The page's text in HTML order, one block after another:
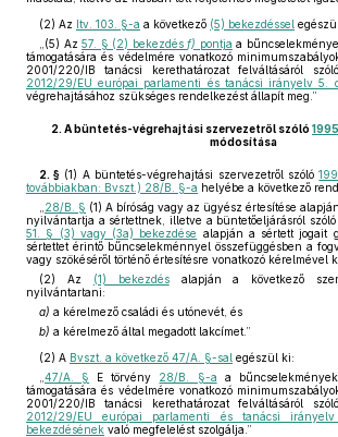
(2) Az Itv. 103. §-a a következő (5) bekezdéssel
„(5) Az57. § (2) bekezdésf) pontja a
támogatására és védelmére vonatkozó
2001/220/IB tanácsi kerethatározat felváltásáról
2012/29/EU európai parlamenti és tanácsi irányelv 5.
végrehajtásához szükséges rendelkezést állapít meg.”
2. A büntetés-végrehajtási szervezetről szóló
módosítása
2. § (1) A büntetés-végrehajtási szervezetről szóló
továbbiakban: Bvszt.) 28/B. §-a helyébe a következő
28/B. § (1) A bíróság vagy az ügyész értesítése
nyilvántartja a sértettnek, illetve a büntetőeljárásról szóló
51. § (3) vagy (3a) bekezdése alapján a sértett jogait
sértettet érintő bűncselekménnyel összefüggésben a
vagy szökéséről történő értesítésre vonatkozó kérelmével
(2) Az
(1) bekezdésalapján a következő
nyilvántartani:
a) a kérelmező családi és utónevét, és
b) a kérelmező által megadott lakcímet.”
(2) A Bvszt. a következő 47/A. §-sal egészül ki:
47/A. § E törvény 28/B. §-a a
támogatására és védelmére vonatkozó
2001/220/IB tanácsi kerethatározat felváltásáról
2012/29/EU európai parlamenti és tanácsi
bekezdésének való megfelelést szolgálja.”